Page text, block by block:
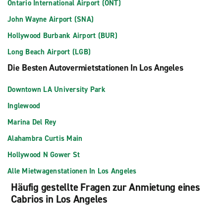
Ontario International Airport (ONT)
John Wayne Airport (SNA)
Hollywood Burbank Airport (BUR)
Long Beach Airport (LGB)
Die Besten Autovermietstationen In Los Angeles
Downtown LA University Park
Inglewood
Marina Del Rey
Alahambra Curtis Main
Hollywood N Gower St
Alle Mietwagenstationen In Los Angeles
Häufig gestellte Fragen zur Anmietung eines
Cabrios in Los Angeles